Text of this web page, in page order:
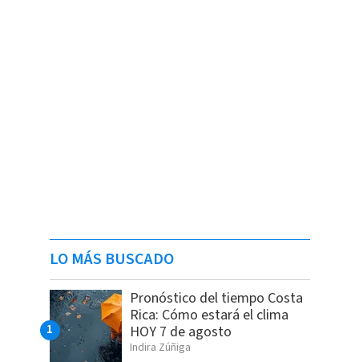
LO MÁS BUSCADO
Pronóstico del tiempo Costa
Rica: Cómo estará el clima
HOY 7 de agosto
Indira Zúñiga